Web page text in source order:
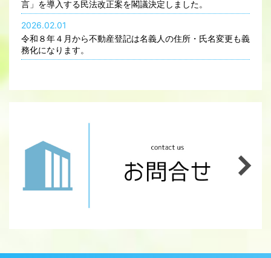
言」を導入する民法改正案を閣議決定しました。
2026.02.01
令和８年４月から不動産登記は名義人の住所・氏名変更も義
務化になります。